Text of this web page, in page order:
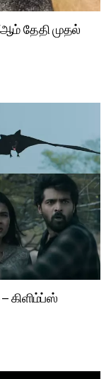
தேதி முதல்
கிளிம்ப்ஸ்